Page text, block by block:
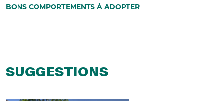
BONS COMPORTEMENTS À ADOPTER
SUGGESTIONS